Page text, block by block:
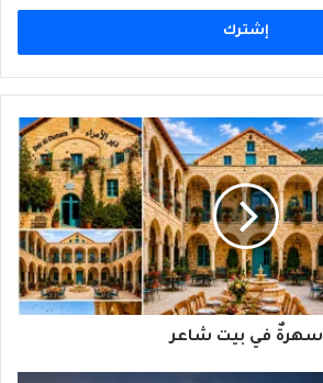
سهرةٌ في بيت شاعر